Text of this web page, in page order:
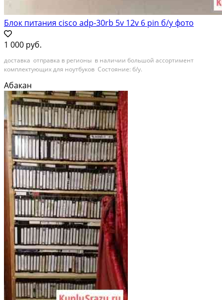
Блок питания cisco adp-30rb 5v 12v 6 pin б/у фото
1 000 руб.
доставка отправка в регионы в наличии большой ассортимент
комплектующих для ноутбуков Состояние: б/у.
Абакан